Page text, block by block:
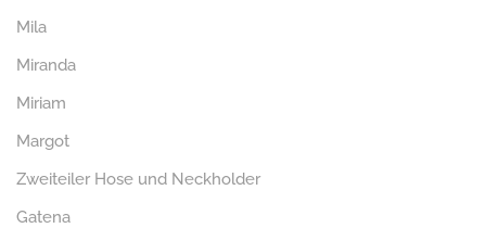
Mila
Miranda
Miriam
Margot
Zweiteiler Hose und Neckholder
Gatena